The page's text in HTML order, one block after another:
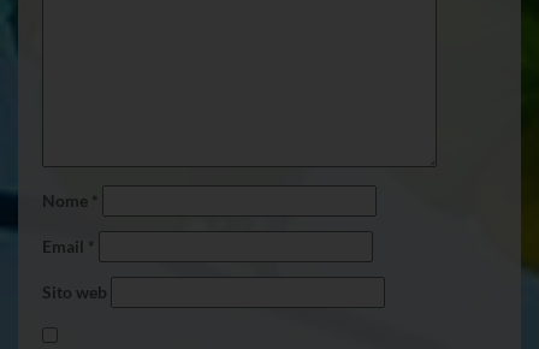
Nome *
Email *
Sito web